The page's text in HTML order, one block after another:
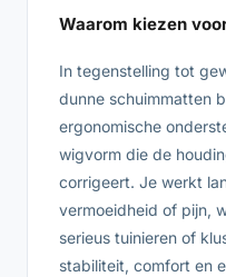
Waarom kiezen
In tegenstelling tot
dunne schuimmatten
ergonomische
wigvorm die de
corrigeert. Je werkt
vermoeidheid of pijn,
serieus tuinieren of
stabiliteit, comfort en